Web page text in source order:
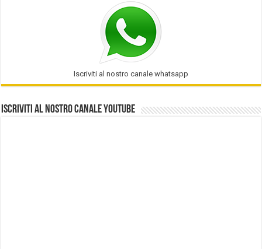
Iscriviti al nostro canale whatsapp
Iscriviti al nostro Canale Youtube